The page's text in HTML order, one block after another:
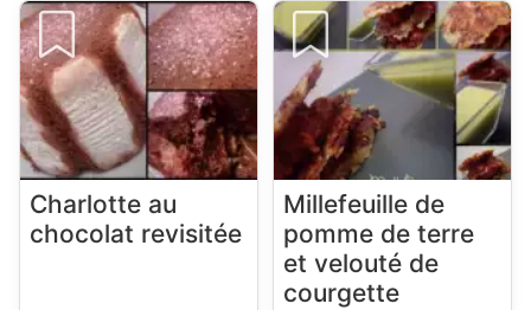
Charlotte au
chocolat revisitée
Millefeuille de
pomme de terre
et velouté de
courgette